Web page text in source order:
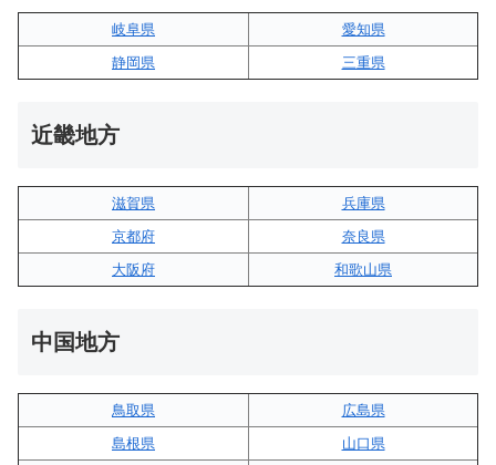
岐阜県
愛知県
静岡県
三重県
近畿地方
滋賀県
兵庫県
京都府
奈良県
大阪府
和歌山県
中国地方
鳥取県
広島県
島根県
山口県